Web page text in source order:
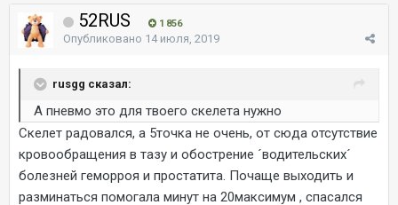
52RUS 1 856
Опубликовано 14 июля, 2019
rusgg сказал:
А пневмо это для твоего скелета нужно
Скелет радовался, а 5точка не очень, от сюда отсутствие
кровообращения в тазу и обострение ´водительских´
болезней геморроя и простатита. Почаще выходить и
разминаться помогала минут на 20максимум , спасался